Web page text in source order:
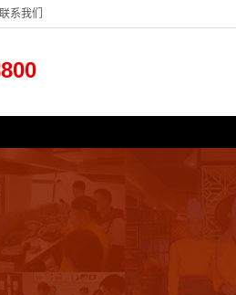
联系我们